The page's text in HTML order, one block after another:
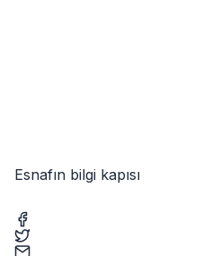
Esnafın bilgi kapısı